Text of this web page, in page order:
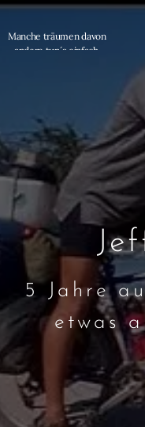
Manche träumen davon
andere tun´s einfach
5 Jahre
etwas